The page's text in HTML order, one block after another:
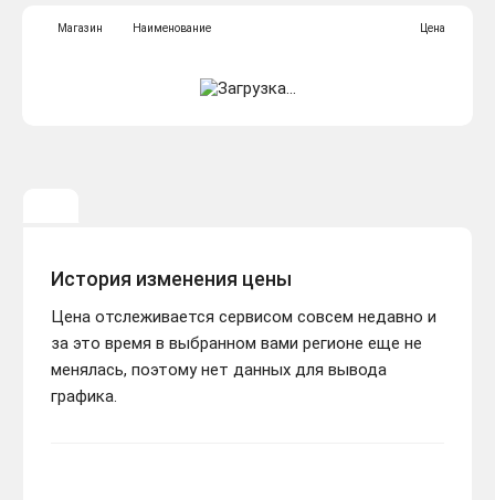
Магазин Наименование Цена
История изменения цены
Цена отслеживается сервисом совсем недавно и
за это время в выбранном вами регионе еще не
менялась, поэтому нет данных для вывода
графика.